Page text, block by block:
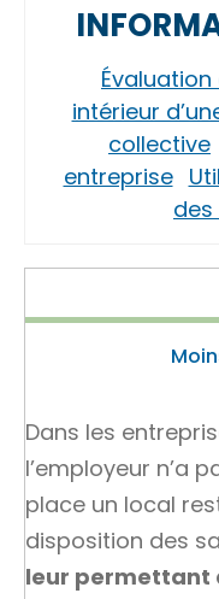
intérieur
collective
entreprise
des
Dans les
l’employeur n’a
place un local
disposition des
leur permettant